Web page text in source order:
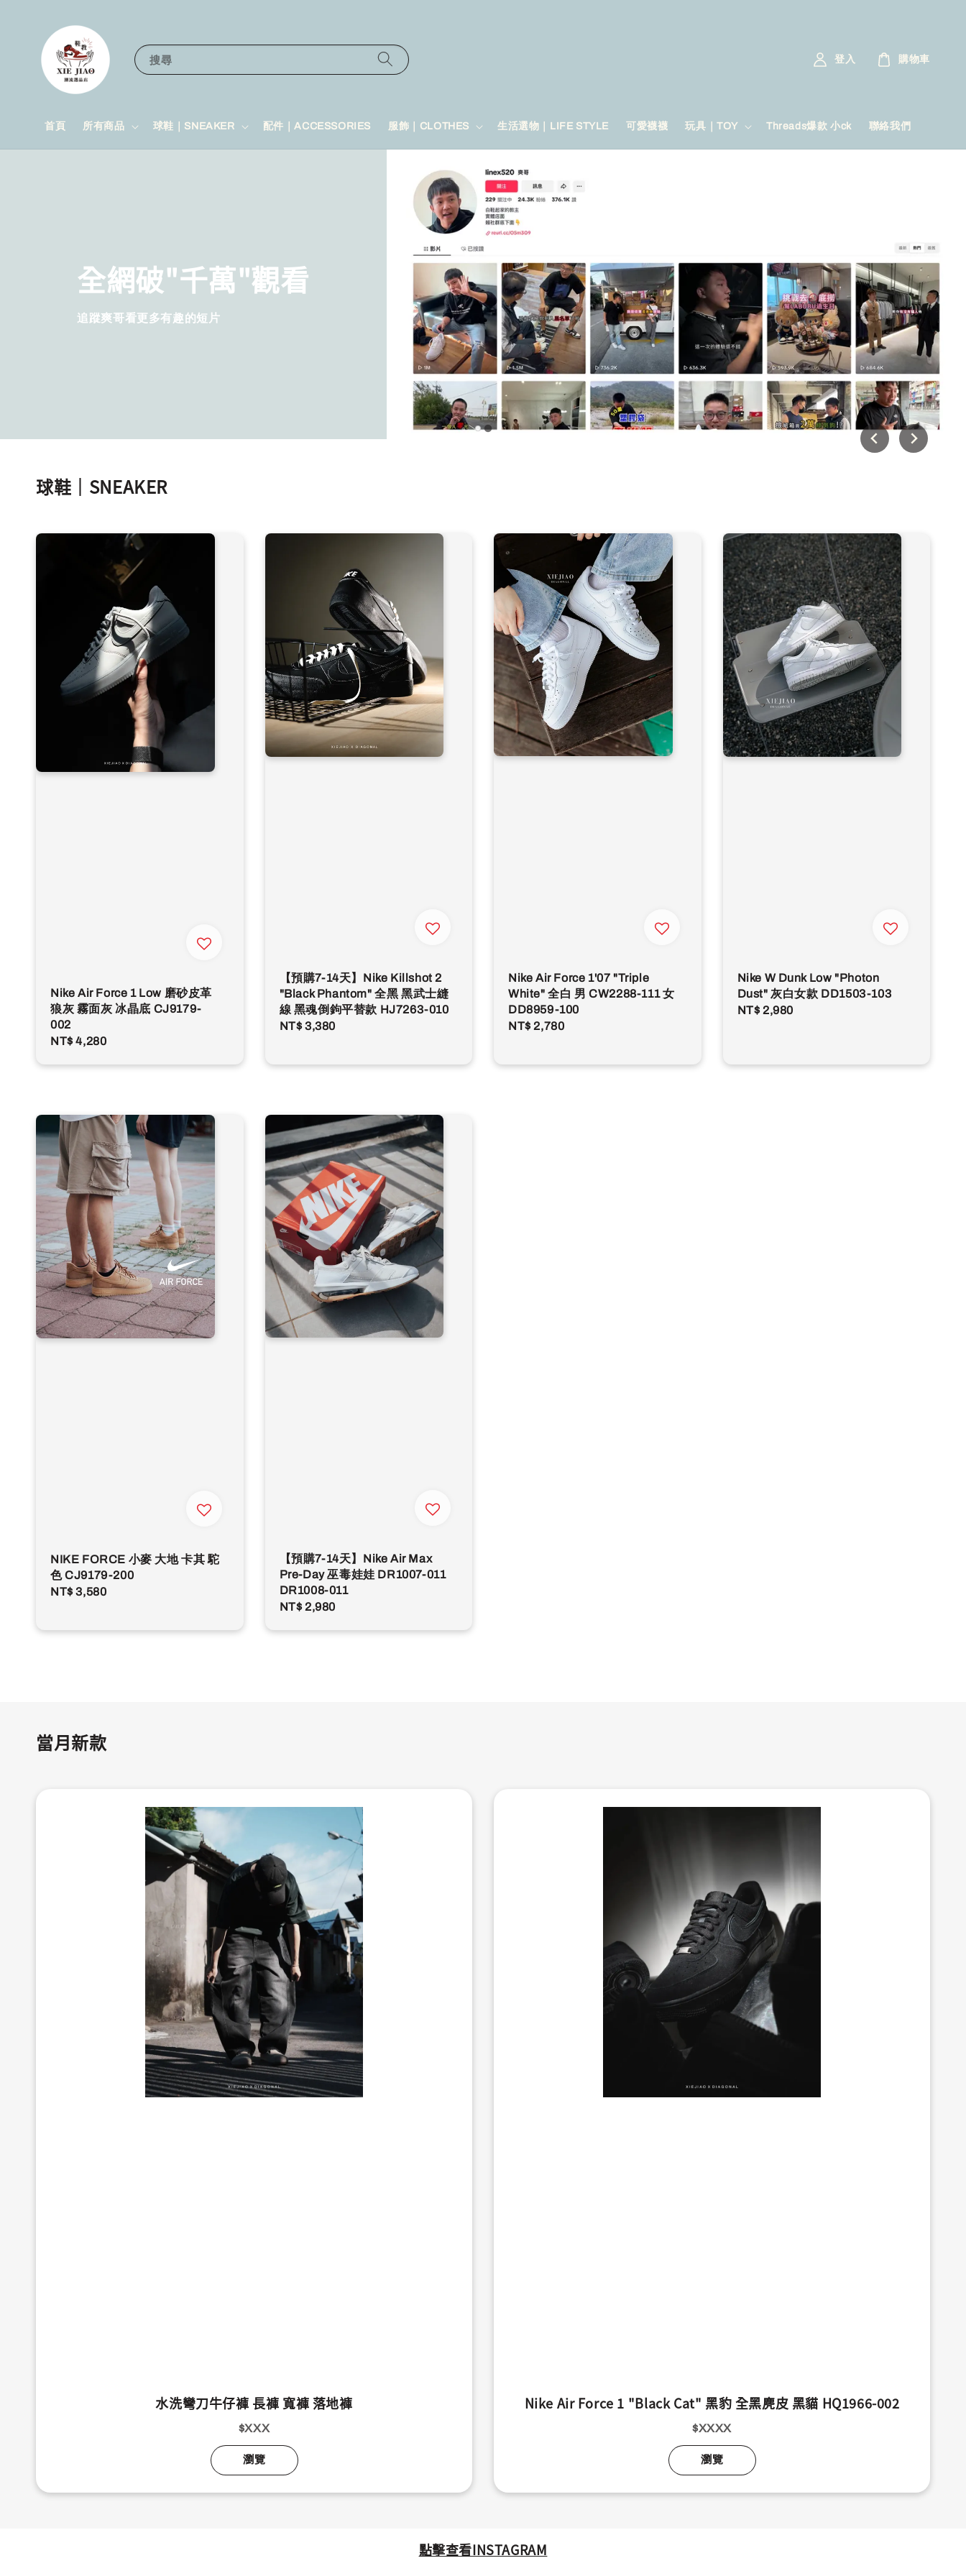
搜尋
首頁 所有商品 球鞋｜SNEAKER 配件｜ACCESSORIES 服飾｜CLOTHES 生活選物｜LIFE STYLE 可愛襪襪 玩具｜TOY Threads爆款 小ck 聯絡我們
登入 購物車
全網破"千萬"觀看
追蹤爽哥看更多有趣的短片
球鞋｜SNEAKER
Nike Air Force 1 Low 磨砂皮革
狼灰 霧面灰 冰晶底 CJ9179-
002
Regular
NT$ 4,280
【預購7-14天】Nike Killshot 2
"Black Phantom" 全黑 黑武士縫
線 黑魂倒鉤平替款 HJ7263-010
Regular
NT$ 3,380
Nike Air Force 1'07 "Triple
White" 全白 男 CW2288-111 女
DD8959-100
Regular
NT$ 2,780
Nike W Dunk Low "Photon
Dust" 灰白女款 DD1503-103
Regular
NT$ 2,980
NIKE FORCE 小麥 大地 卡其 駝
色 CJ9179-200
Regular
NT$ 3,580
【預購7-14天】Nike Air Max
Pre-Day 巫毒娃娃 DR1007-011
DR1008-011
Regular
NT$ 2,980
當月新款
水洗彎刀牛仔褲 長褲 寬褲 落地褲
$XXX
瀏覽
Nike Air Force 1 "Black Cat" 黑豹 全黑麂皮 黑貓 HQ1966-002
$XXXX
瀏覽
點擊查看INSTAGRAM